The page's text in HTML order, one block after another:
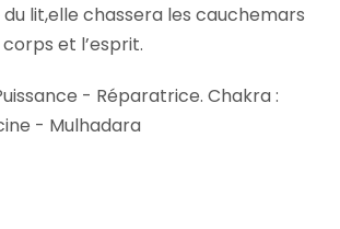
lit,elle chassera les cauchemars
et l’esprit.
- Réparatrice. Chakra :
- Mulhadara